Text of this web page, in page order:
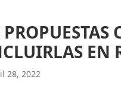
EN
28, 2022